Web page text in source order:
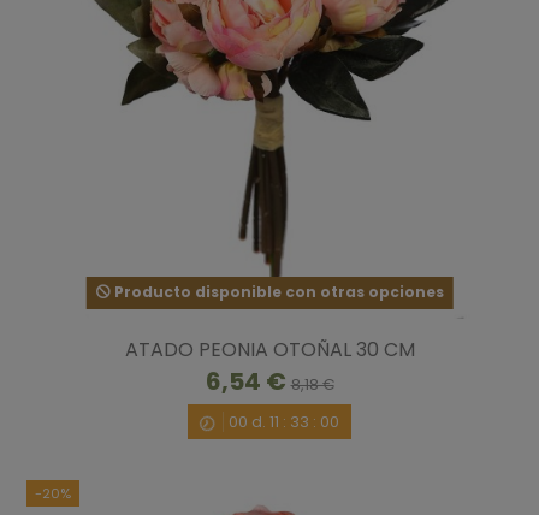
Producto disponible con otras opciones
ATADO PEONIA OTOÑAL 30 CM
6,54 €8,18 €
00 d. 11 : 32 : 59
-20%